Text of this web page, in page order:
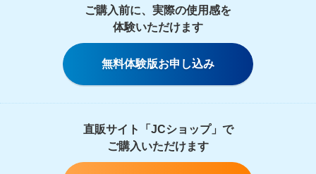
ご購入前に、実際の使用感を
体験いただけます
無料体験版お申し込み
直販サイト「JCショップ」で
ご購入いただけます